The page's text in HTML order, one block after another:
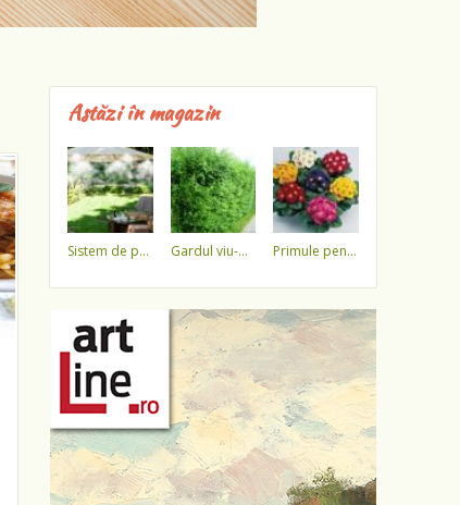
Astăzi în magazin
sistem de pulverizare a apei gardul viu-minune! primule pentru 1 martie 3,5 lei / ghiveci !!!!